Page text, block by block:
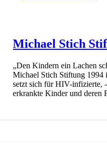
Michael Stich
„Den Kindern ein Lachen
Michael Stich Stiftung 1994
setzt sich für HIV-infizierte,
erkrankte Kinder und deren